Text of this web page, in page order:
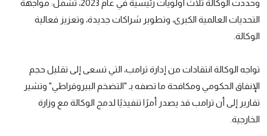
وحددت الوكالة ثلاث أولويات رئيسية في عام 2023، تشمل: مواجهة
التحديات العالمية الكبرى، وتطوير شراكات جديدة، وتعزيز فعالية
الوكالة.
تواجه الوكالة انتقادات من إدارة ترامب، التي تسعى إلى تقليل حجم
الإنفاق الحكومي ومكافحة ما تصفه بـ "التضخم البيروقراطي" وتشير
تقارير إلى أن ترامب قد يصدر أمرًا تنفيذيًا لدمج الوكالة مع وزارة
الخارجية.